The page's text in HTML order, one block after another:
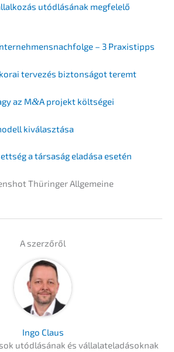
utódlá­sá­nak megfelelő
– 3 Praxistipps
terve­zés biztonsá­got teremt
az M&A projekt költségei
kiválasztása
a társaság eladá­sa esetén
Thürin­ger Allgemeine
A szerzőről
Ingo Claus
utódlá­sá­nak és vállal­ate­la­dá­so­knak